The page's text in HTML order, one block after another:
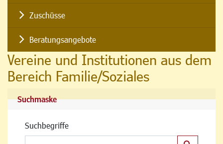
Zuschüsse
Beratungsangebote
Vereine und Institutionen aus dem
Bereich Familie/Soziales
Suchmaske
Suchbegriffe